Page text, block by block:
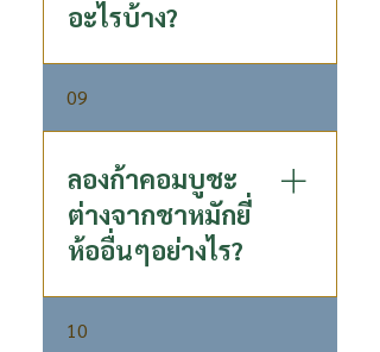
อะไรบ้าง?
ไม่แนะนำคนที่แพ้ชาและลำไย
09
ลองก้าคอมบูชะ
ต่างจากชาหมักยี่
ห้ออื่นๆอย่างไร?
ลองก้า คอมบูชะ ชาหมักแท้ ผ่าน
10